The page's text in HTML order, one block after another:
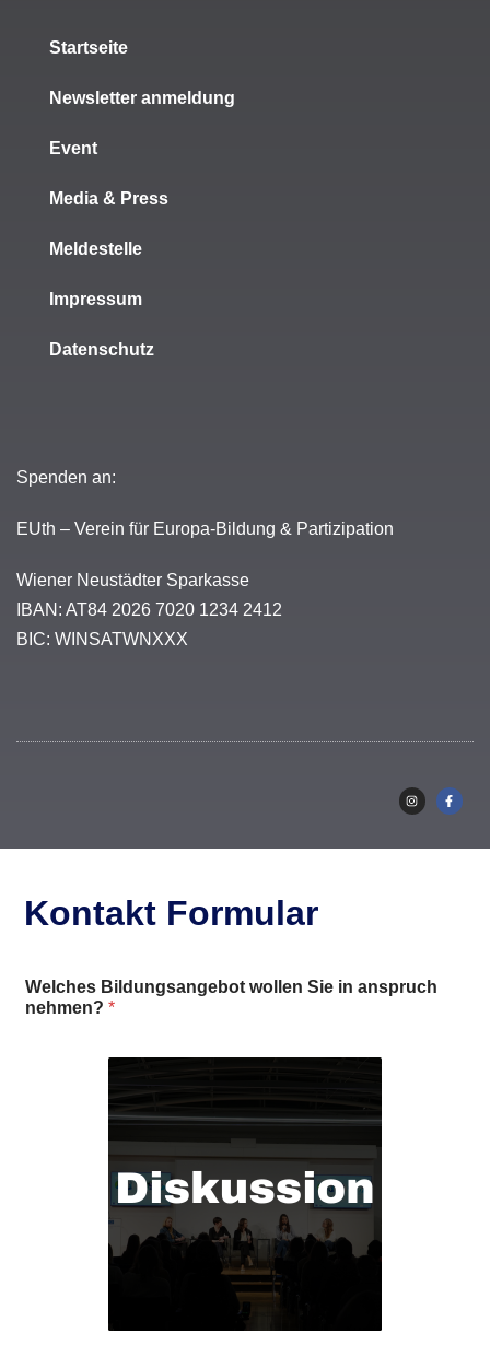
Startseite
Newsletter anmeldung
Event
Media & Press
Meldestelle
Impressum
Datenschutz
Spenden an:
EUth – Verein für Europa-Bildung & Partizipation
Wiener Neustädter Sparkasse
IBAN: AT84 2026 7020 1234 2412
BIC: WINSATWNXXX
Kontakt Formular
Welches Bildungsangebot wollen Sie in anspruch
nehmen?*